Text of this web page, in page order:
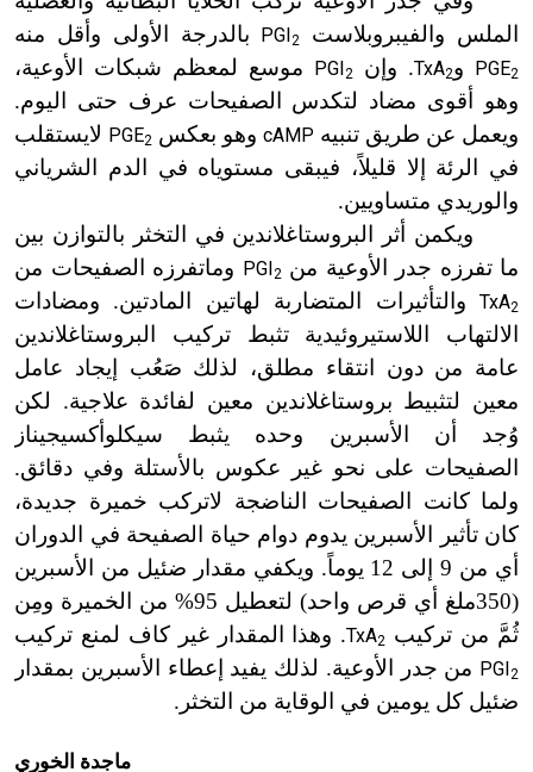
الملس والفيبروبلاست
PGI 2 بالدرجة الأولى وأقل منه
PGE2 و TxA2 . وإن PGI 2
موسع لمعظم شبكات الأوعية،
وهو أقوى مضاد لتكدس الصفيحات عرف حتى اليوم.
ويعمل عن طريق تنبيه cAMP وهو بعكس PGE2 لايستقلب
في الرئة إلا قليلاً، فيبقى مستوياه في الدم الشرياني
والوريدي متساويين.
ويكمن أثر البروستاغلاندين في التخثر بالتوازن بين
ما تفرزه جدر الأوعية من PGI 2 وماتفرزه الصفيحات من
TxA2
والتأثيرات المتضاربة لهاتين المادتين. ومضادات
الالتهاب اللاستيروئيدية تثبط تركيب البروستاغلاندين
عامة من دون انتقاء مطلق، لذلك صَعُب إيجاد عامل
معين لتثبيط بروستاغلاندين معين لفائدة علاجية. لكن
وُجد أن الأسبرين وحده يثبط سيكلوأكسيجيناز
الصفيحات على نحو غير عكوس بالأستلة وفي دقائق.
ولما كانت الصفيحات الناضجة لاتركب خميرة جديدة،
كان تأثير الأسبرين يدوم دوام حياة الصفيحة في الدوران
أي من 9 إلى 12 يوماً. ويكفي مقدار ضئيل من الأسبرين
(350ملغ أي قرص واحد) لتعطيل 95% من الخميرة ومِن
ثُمَّ من تركيب
TxA2 . وهذا المقدار غير كاف لمنع تركيب
PGI 2
من جدر الأوعية. لذلك يفيد إعطاء الأسبرين بمقدار
ضئيل كل يومين في الوقاية من التخثر.
ماجدة الخوري